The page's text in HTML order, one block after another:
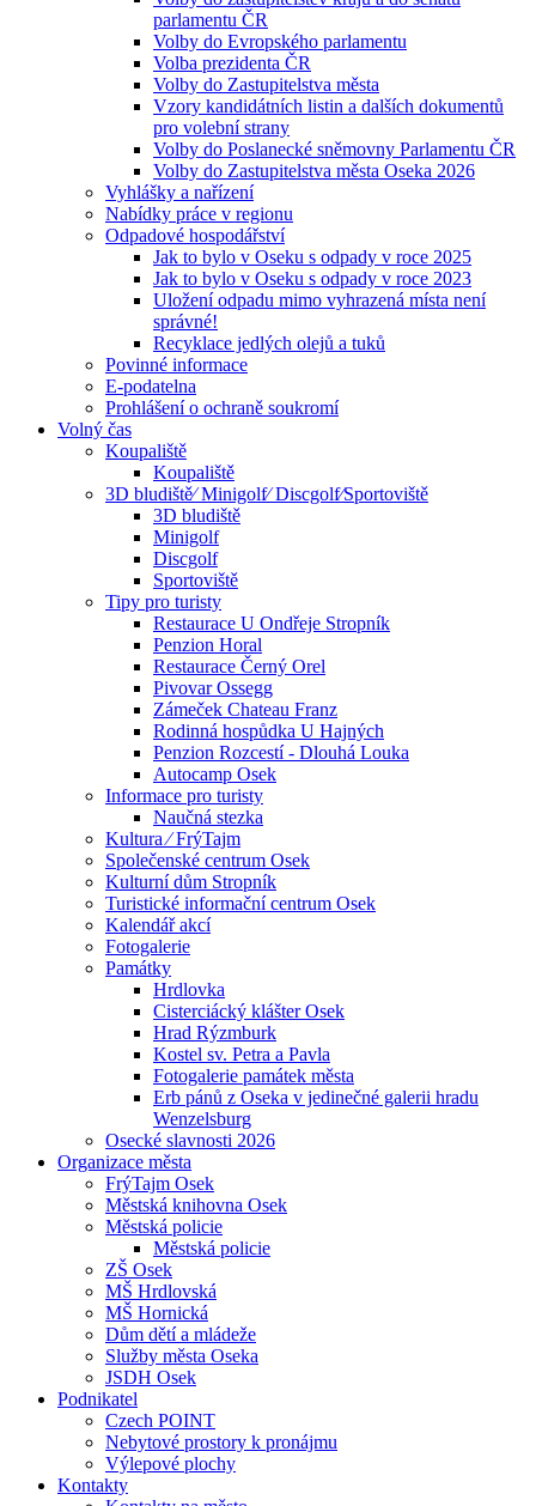
parlamentu ČR
Volby do Evropského parlamentu
Volba prezidenta ČR
Volby do Zastupitelstva města
Vzory kandidátních listin a dalších dokumentů
pro volební strany
Volby do Poslanecké sněmovny Parlamentu ČR
Volby do Zastupitelstva města Oseka 2026
Vyhlášky a nařízení
Nabídky práce v regionu
Odpadové hospodářství
Jak to bylo v Oseku s odpady v roce 2025
Jak to bylo v Oseku s odpady v roce 2023
Uložení odpadu mimo vyhrazená místa není
správné!
Recyklace jedlých olejů a tuků
Povinné informace
E-podatelna
Prohlášení o ochraně soukromí
Volný čas
Koupaliště
Koupaliště
3D bludiště⁄ Minigolf⁄ Discgolf⁄Sportoviště
3D bludiště
Minigolf
Discgolf
Sportoviště
Tipy pro turisty
Restaurace U Ondřeje Stropník
Penzion Horal
Restaurace Černý Orel
Pivovar Ossegg
Zámeček Chateau Franz
Rodinná hospůdka U Hajných
Penzion Rozcestí - Dlouhá Louka
Autocamp Osek
Informace pro turisty
Naučná stezka
Kultura ⁄ FrýTajm
Společenské centrum Osek
Kulturní dům Stropník
Turistické informační centrum Osek
Kalendář akcí
Fotogalerie
Památky
Hrdlovka
Cisterciácký klášter Osek
Hrad Rýzmburk
Kostel sv. Petra a Pavla
Fotogalerie památek města
Erb pánů z Oseka v jedinečné galerii hradu
Wenzelsburg
Osecké slavnosti 2026
Organizace města
FrýTajm Osek
Městská knihovna Osek
Městská policie
Městská policie
ZŠ Osek
MŠ Hrdlovská
MŠ Hornická
Dům dětí a mládeže
Služby města Oseka
JSDH Osek
Podnikatel
Czech POINT
Nebytové prostory k pronájmu
Výlepové plochy
Kontakty